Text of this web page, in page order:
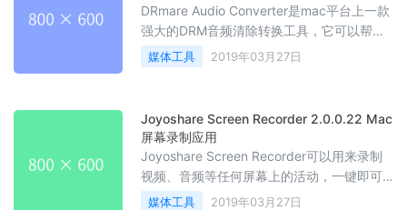
DRmare Audio Converter是mac平台上一款
强大的DRM音频清除转换工具，它可以帮助
您从受保护的Apple Music，iTunes歌曲和
Audible有声读物中删除DRM，自定义输出音
媒体工具 2019年03月27日
Joyoshare Screen Recorder 2.0.0.22 Mac
屏幕录制应用
Joyoshare Screen Recorder可以用来录制
视频、音频等任何屏幕上的活动，一键即可
开始录制，非常便捷。
媒体工具 2019年03月27日